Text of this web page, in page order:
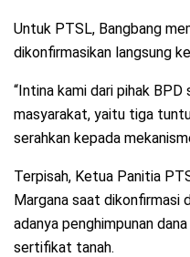
Untuk PTSL, Bangbang
dikonfirmasikan langsung
“Intina kami dari pihak
masyarakat, yaitu tiga
serahkan kepada
Terpisah, Ketua Panitia
Margana saat dikonfirmasi
adanya penghimpunan
sertifikat tanah.